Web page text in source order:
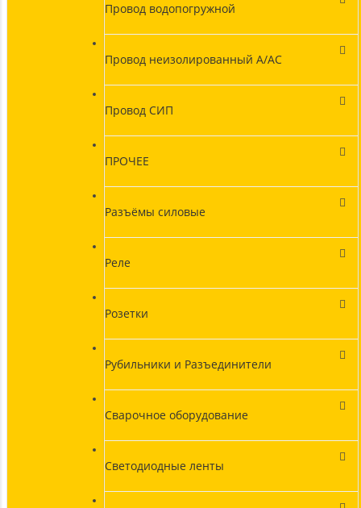
Провод водопогружной
Провод неизолированный А/АС
Провод СИП
ПРОЧЕЕ
Разъёмы силовые
Реле
Розетки
Рубильники и Разъединители
Сварочное оборудование
Светодиодные ленты